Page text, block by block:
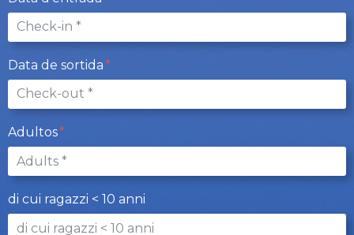
Data de sortida
Adultos
di cui ragazzi < 10 anni